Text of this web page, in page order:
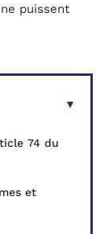
puissent
74 du
et